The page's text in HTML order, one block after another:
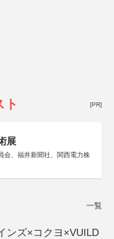
ト [PR]
展
会、福井新聞社、関西電力株
一覧
ンズ×コクヨ×VUILD